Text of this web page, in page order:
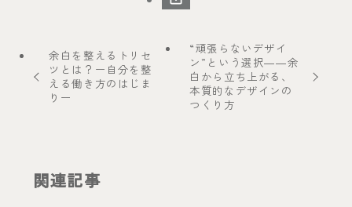
余白を整えるトリセ
ツとは？ー自分を整
える働き方のはじま
りー
“頑張らないデザイ
ン”という選択――余
白から立ち上がる、
本質的なデザインの
つくり方
関連記事